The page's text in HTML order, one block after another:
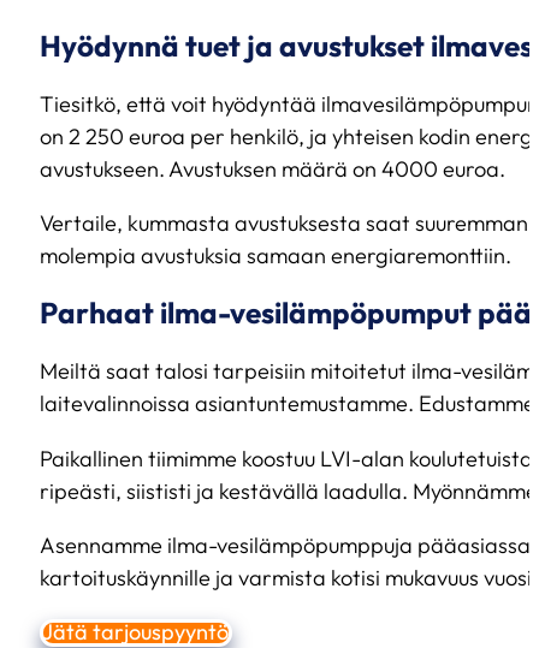
Hyödynnä tuet ja avustukset
Tiesitkö, että voit hyödyntää
on 2 250 euroa per henkilö, ja yhteisen kodin
avustukseen. Avustuksen määrä on 4000 euroa.
Vertaile, kummasta avustuksesta saat
molempia avustuksia samaan energiaremonttiin.
Parhaat ilma-vesilämpöpumput
Meiltä saat talosi tarpeisiin mitoitetut ilma-
laitevalinnoissa asiantuntemustamme.
Paikallinen tiimimme koostuu LVI-alan
ripeästi, siististi ja kestävällä laadulla.
Asennamme ilma-vesilämpöpumppuja
kartoituskäynnille ja varmista kotisi mukavuus
Jätä tarjouspyyntö